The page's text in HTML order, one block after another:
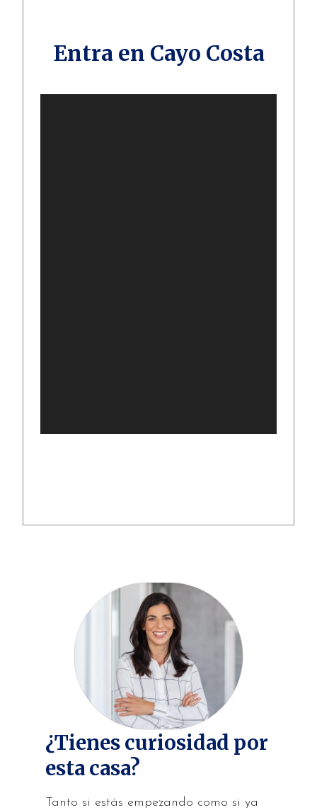
Entra en Cayo Costa
¿Tienes curiosidad por
esta casa?
Tanto si estás empezando como si ya